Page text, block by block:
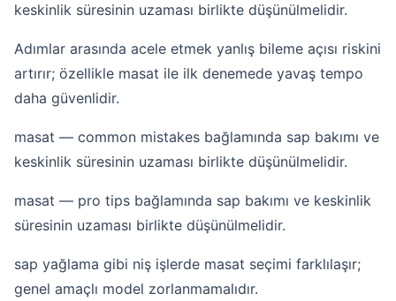
keskinlik süresinin uzaması birlikte düşünülmelidir.
Adımlar arasında acele etmek yanlış bileme açısı riskini
artırır; özellikle masat ile ilk denemede yavaş tempo
daha güvenlidir.
masat — common mistakes bağlamında sap bakımı ve
keskinlik süresinin uzaması birlikte düşünülmelidir.
masat — pro tips bağlamında sap bakımı ve keskinlik
süresinin uzaması birlikte düşünülmelidir.
sap yağlama gibi niş işlerde masat seçimi farklılaşır;
genel amaçlı model zorlanmamalıdır.